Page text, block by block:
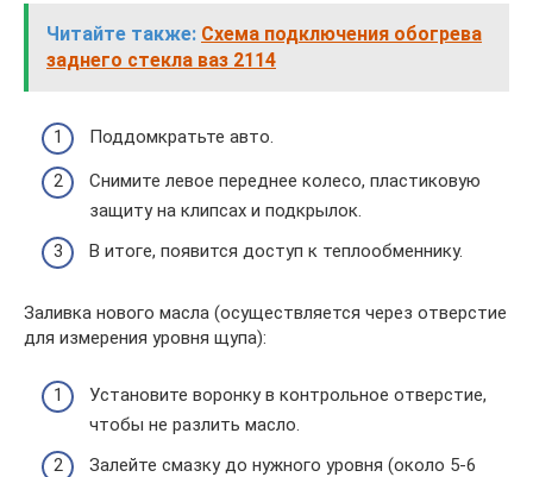
Читайте также: Схема подключения обогрева
заднего стекла ваз 2114
Поддомкратьте авто.
Снимите левое переднее колесо, пластиковую
защиту на клипсах и подкрылок.
В итоге, появится доступ к теплообменнику.
Заливка нового масла (осуществляется через отверстие
для измерения уровня щупа):
Установите воронку в контрольное отверстие,
чтобы не разлить масло.
Залейте смазку до нужного уровня (около 5-6